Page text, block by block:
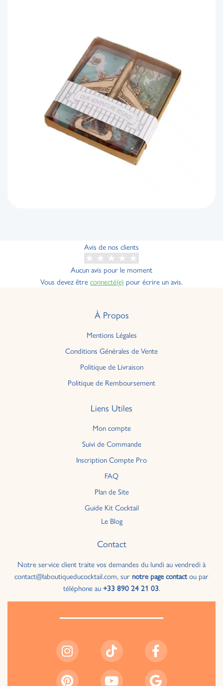
Avis de nos clients
Aucun avis pour le moment
Vous devez êtreconnecté(e) pour écrire un avis.
À Propos
Mentions Légales
Conditions Générales de Vente
Politique de Livraison
Politique de Remboursement
Liens Utiles
Mon compte
Suivi de Commande
Inscription Compte Pro
FAQ
Plan de Site
Guide Kit Cocktail
Le Blog
Contact
Notre service client traite vos demandes du lundi au vendredi à
contact@laboutiqueducocktail.com, sur notre page contactou par
téléphone au+33 890 24 21 03.